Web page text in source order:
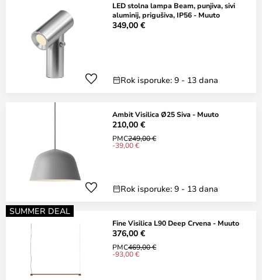
LED stolna lampa Beam, punjiva, sivi
aluminij, prigušiva, IP56 - Muuto
349,00 €
Rok isporuke: 9 - 13 dana
Ambit Visilica Ø25 Siva - Muuto
210,00 €
PMC249,00 €
-39,00 €
Rok isporuke: 9 - 13 dana
SUMMER DEAL
Fine Visilica L90 Deep Crvena - Muuto
376,00 €
PMC469,00 €
-93,00 €